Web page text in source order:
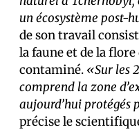
un écosystème post-
de son travail
la faune et de la
contaminé. «Sur les
comprend la zone
aujourd’hui protégés
précise le